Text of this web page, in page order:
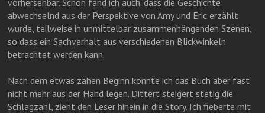
vorhersehbar. Schön fand ich auch. dass die Geschichte
abwechselnd aus der Perspektive von Amy und Eric erzählt
wurde, teilweise in unmittelbar zusammenhängenden Szenen,
so dass ein Sachverhalt aus verschiedenen Blickwinkeln
betrachtet werden kann.
Nach dem etwas zähen Beginn konnte ich das Buch aber fast
nicht mehr aus der Hand legen. Dittert steigert stetig die
Schlagzahl, zieht den Leser hinein in die Story. Ich fieberte mit